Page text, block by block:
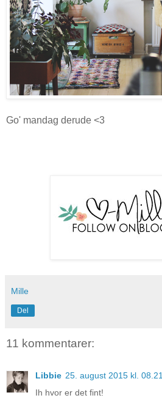
Go' mandag derude <3
Mille
Del
11 kommentarer:
Libbie 25. august 2015 kl. 08.21
Ih hvor er det fint!